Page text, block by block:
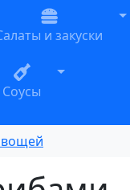
Dropdown
и закуски
Dropdown
Соусы
Toggle